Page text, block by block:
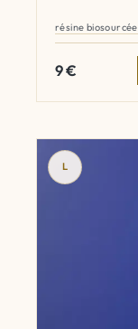
résine biosourcée
9€
L